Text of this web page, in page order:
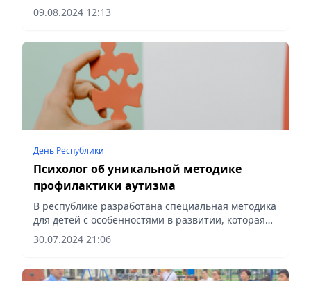
09.08.2024 12:13
День Республики
Психолог об уникальной методике
профилактики аутизма
В республике разработана специальная методика
для детей с особенностями в развитии, которая
показывает впечатляющие результаты.
Подробнее о ней «Вечёрке» рассказала
30.07.2024 21:06